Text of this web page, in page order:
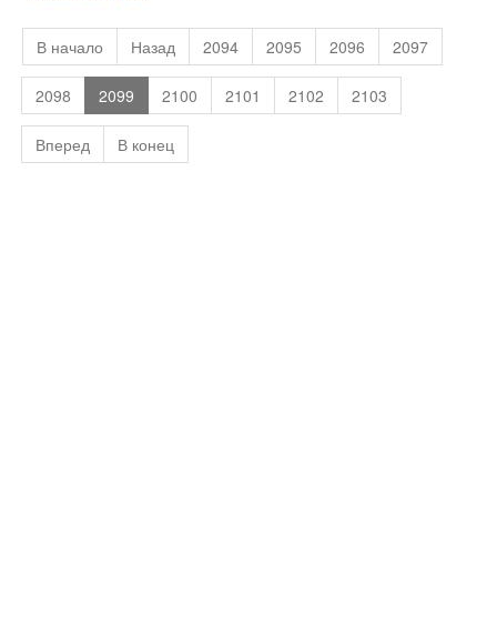
В начало Назад 2094 2095 2096 2097
2098 2099 2100 2101 2102 2103
Вперед В конец